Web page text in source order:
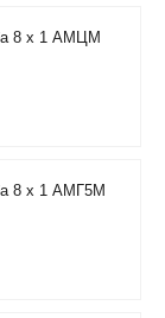
8 х 1 АМЦМ
8 х 1 АМГ5М